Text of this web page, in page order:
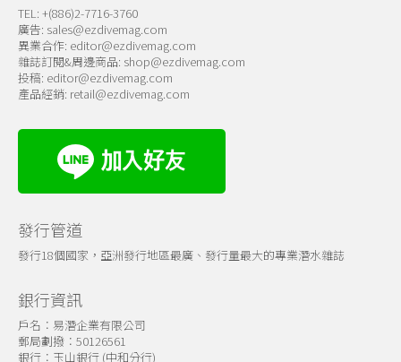
TEL: +(886)2-7716-3760
廣告: sales@ezdivemag.com
異業合作: editor@ezdivemag.com
雜誌訂閱&周邊商品: shop@ezdivemag.com
投稿: editor@ezdivemag.com
產品經銷: retail@ezdivemag.com
發行管道
發行18個國家，亞洲發行地區最廣、發行量最大的專業潛水雜誌
銀行資訊
戶名：易潛企業有限公司
郵局劃撥：50126561
銀行：玉山銀行 (中和分行)